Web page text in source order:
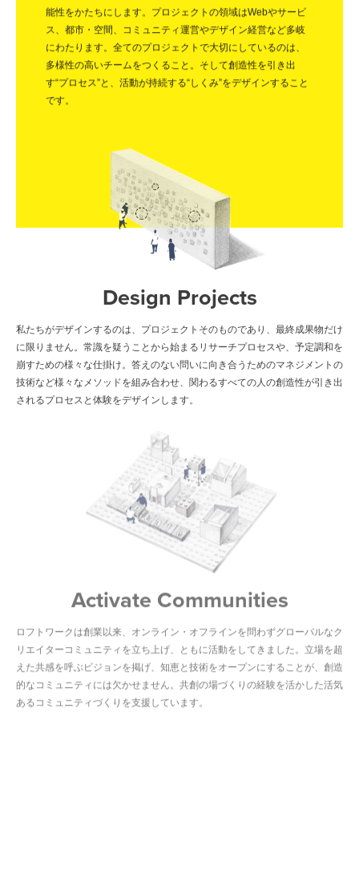
能性をかたちにします。プロジェクトの領域はWebやサービ
ス、都市・空間、コミュニティ運営やデザイン経営など多岐
にわたります。全てのプロジェクトで大切にしているのは、
多様性の高いチームをつくること。そして創造性を引き出
す“プロセス”と、活動が持続する“しくみ”をデザインすること
です。
Design Projects
私たちがデザインするのは、プロジェクトそのものであり、最終成果物だけ
に限りません。常識を疑うことから始まるリサーチプロセスや、予定調和を
崩すための様々な仕掛け。答えのない問いに向き合うためのマネジメントの
技術など様々なメソッドを組み合わせ、関わるすべての人の創造性が引き出
されるプロセスと体験をデザインします。
Activate Communities
リエイターコミュニティを立ち上げ、ともに活動をしてきました。立場を超
えた共感を呼ぶビジョンを掲げ、知恵と技術をオープンにすることが、創造
的なコミュニティには欠かせません。共創の場づくりの経験を活かした活気
あるコミュニティづくりを支援しています。